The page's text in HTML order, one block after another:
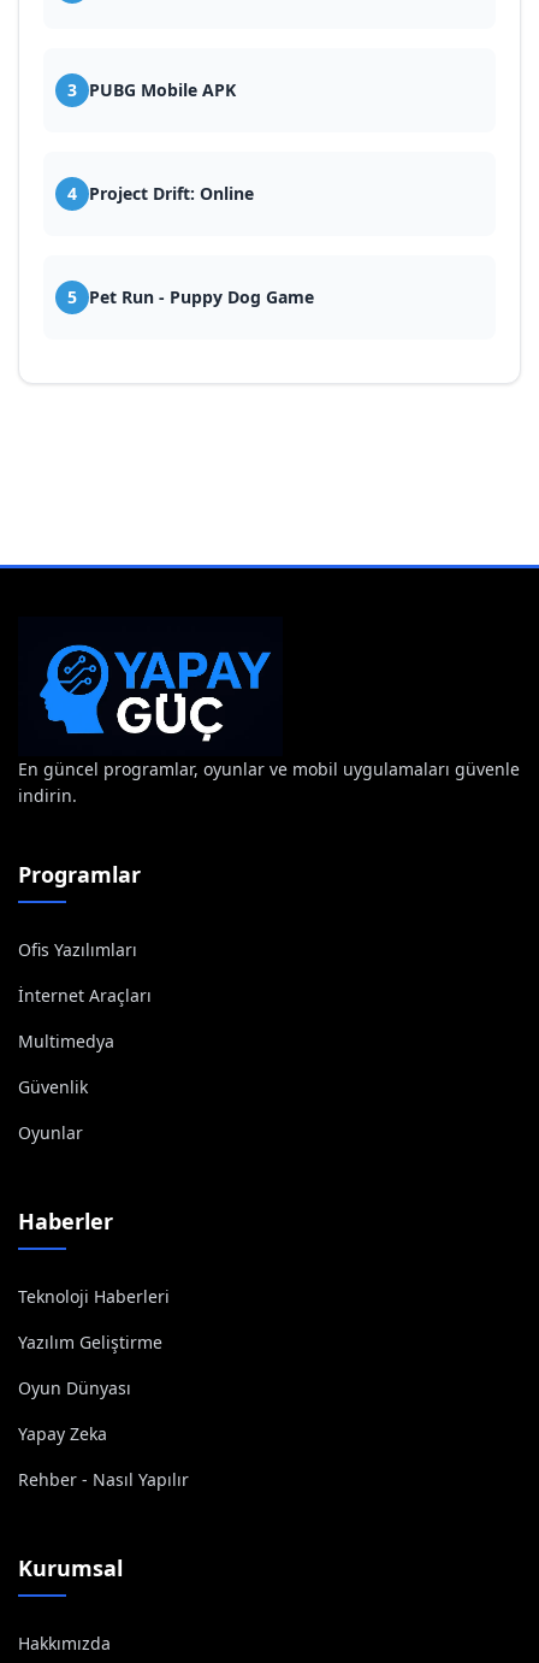
3 PUBG Mobile APK
4 Project Drift: Online
5 Pet Run - Puppy Dog Game
En güncel programlar, oyunlar ve mobil uygulamaları güvenle
indirin.
Programlar
Ofis Yazılımları
İnternet Araçları
Multimedya
Güvenlik
Oyunlar
Haberler
Teknoloji Haberleri
Yazılım Geliştirme
Oyun Dünyası
Yapay Zeka
Rehber - Nasıl Yapılır
Kurumsal
Hakkımızda